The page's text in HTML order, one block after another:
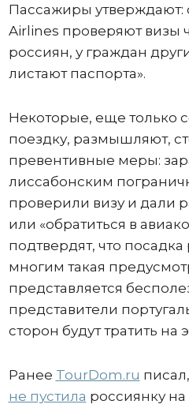
Пассажиры утверждают:
Airlines проверяют визы
россиян, у граждан
листают паспорта».
Некоторые, еще только
поездку, размышляют,
превентивные меры:
лиссабонским
проверили визу и дали
или «обратиться в
подтвердят, что
многим такая
представляется
представители
сторон будут тратить на
Ранее TourDom.ru
не пустила россиянку